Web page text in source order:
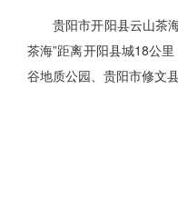
贵阳市开阳县云山茶
茶海”距离开阳县城18公
谷地质公园、贵阳市修文